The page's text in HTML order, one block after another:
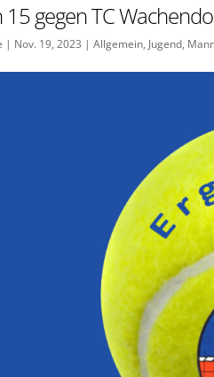
gegen TC
| Nov. 19, 2023 |Allgemein, Jugend,